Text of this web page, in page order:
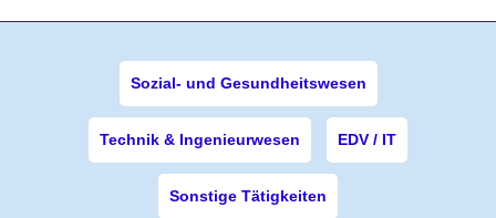
Sozial- und Gesundheitswesen
Technik & Ingenieurwesen EDV / IT
Sonstige Tätigkeiten